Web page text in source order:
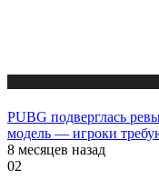
PUBG подверглась
модель — игроки
8 месяцев назад
02